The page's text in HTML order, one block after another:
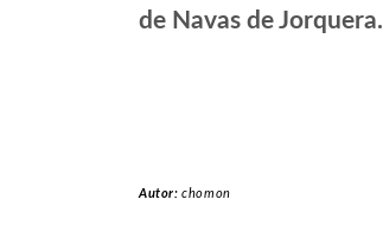
de Navas de Jorquera.
Autor:chomon